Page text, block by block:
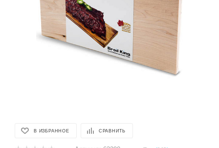
В ИЗБРАННОЕ СРАВНИТЬ